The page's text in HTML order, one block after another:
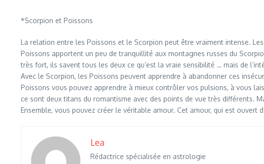
*Scorpion et Poissons
La relation entre les Poissons et le Scorpion peut être vraiment intense.
Poissons apportent un peu de tranquillité aux montagnes russes du
très fort, ils savent tous les deux ce qu’est la vraie sensibilité … mais de
Avec le Scorpion, les Poissons peuvent apprendre à abandonner ces
Poissons vous pouvez apprendre à mieux contrôler vos pulsions, à vous
ce sont deux titans du romantisme avec des points de vue très différents.
Ensemble, vous pouvez créer le véritable amour. Cet amour, qui est ouvert
Lea
Rédactrice spécialisée en astrologie